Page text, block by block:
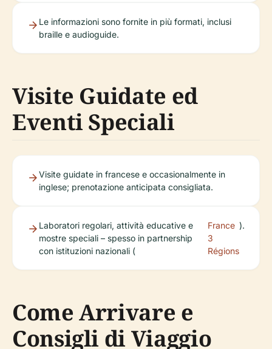
Le informazioni sono fornite in più formati, inclusi
braille e audioguide.
Visite Guidate ed
Eventi Speciali
Visite guidate in francese e occasionalmente in
inglese; prenotazione anticipata consigliata.
Laboratori regolari, attività educative e
mostre speciali – spesso in partnership
con istituzioni nazionali (
France
3
Régions
).
Come Arrivare e
Consigli di Viaggio